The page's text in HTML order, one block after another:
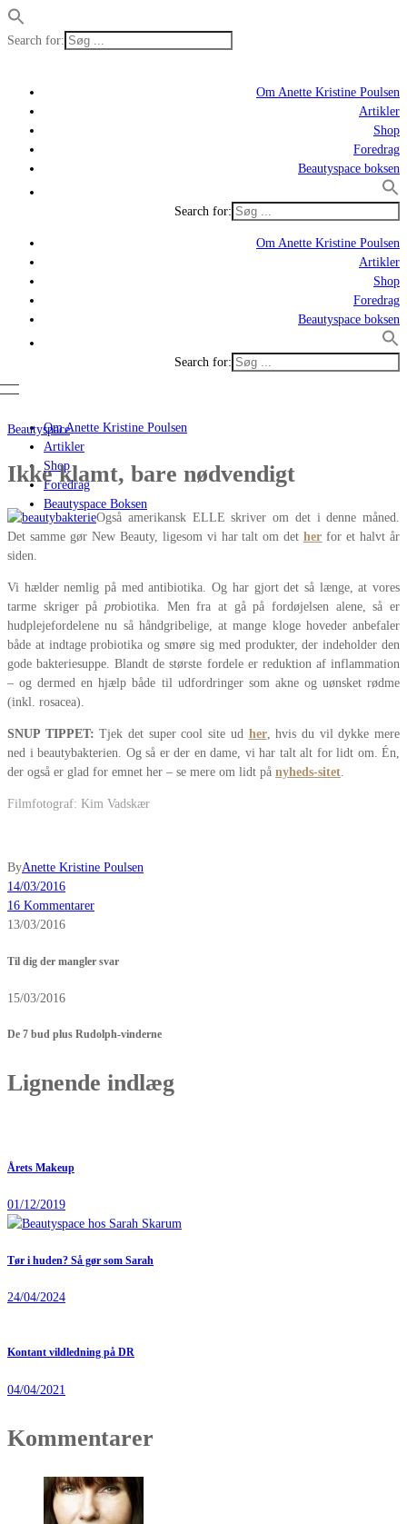
Search for:
Om Anette Kristine Poulsen
Artikler
Shop
Foredrag
Beautyspace boksen
Search for:
Om Anette Kristine Poulsen
Artikler
Shop
Foredrag
Beautyspace boksen
Search for:
Om Anette Kristine Poulsen
Artikler
Shop
Foredrag
Beautyspace Boksen
Beautyspace
Ikke klamt, bare nødvendigt
Også amerikansk ELLE skriver om det i denne måned.
Det samme gør New Beauty, ligesom vi har talt om dether for et halvt år
siden.
Vi hælder nemlig på med antibiotika. Og har gjort det så længe, at vores
tarme skriger på probiotika. Men fra at gå på fordøjelsen alene, så er
hudplejefordelene nu så håndgribelige, at mange kloge hoveder anbefaler
både at indtage probiotika og smøre sig med produkter, der indeholder den
gode bakteriesuppe. Blandt de største fordele er reduktion af inflammation
– og dermed en hjælp både til udfordringer som akne og uønsket rødme
(inkl. rosacea).
SNUP TIPPET: Tjek det super cool site ud her, hvis du vil dykke mere
ned i beautybakterien. Og så er der en dame, vi har talt alt for lidt om. Én,
der også er glad for emnet her – se mere om lidt på nyheds-sitet.
Filmfotograf: Kim Vadskær
ByAnette Kristine Poulsen
14/03/2016
16 Kommentarer
13/03/2016
Til dig der mangler svar
15/03/2016
De 7 bud plus Rudolph-vinderne
Lignende indlæg
Årets Makeup
01/12/2019
Tør i huden? Så gør som Sarah
24/04/2024
Kontant vildledning på DR
04/04/2021
Kommentarer